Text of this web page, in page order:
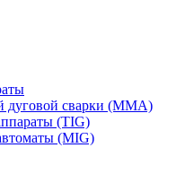
дуговой сварки (MMA)
(TIG)
(MIG)